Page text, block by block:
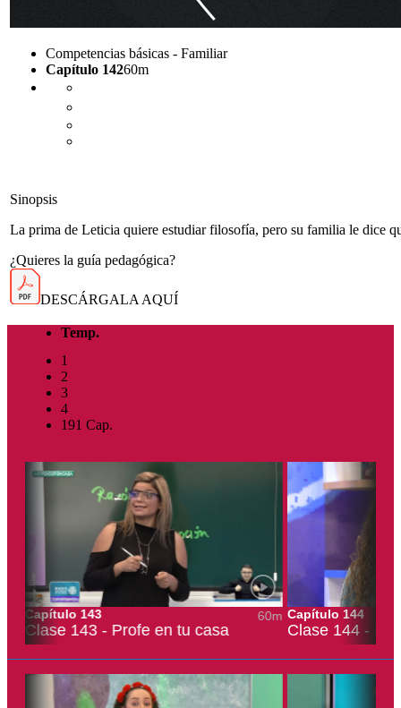
Competencias básicas - Familiar
Capítulo 14260m
Sinopsis
La prima de Leticia quiere estudiar filosofía, pero su familia le dice
¿Quieres la guía pedagógica?
DESCÁRGALA AQUÍ
Temp.
1
2
3
4
191 Cap.
Capítulo 143
Clase 143 - Profe en tu casa
60m Capítulo 144
Clase 144 -